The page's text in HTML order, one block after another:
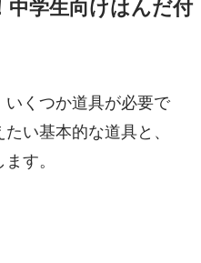
中学生向けはんだ付
くつか道具が必要で
い基本的な道具と、
す。